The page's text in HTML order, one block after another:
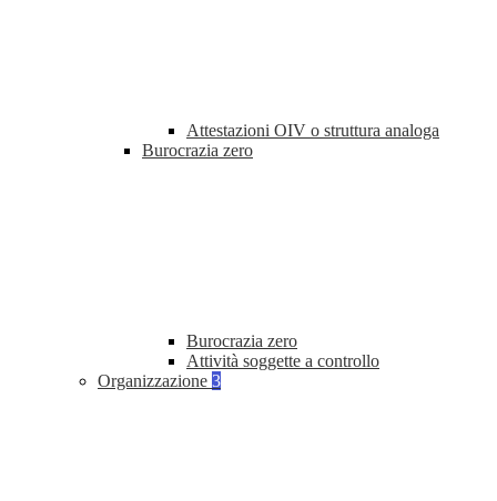
Attestazioni OIV o struttura analoga
Burocrazia zero
Burocrazia zero
Attività soggette a controllo
Organizzazione 3